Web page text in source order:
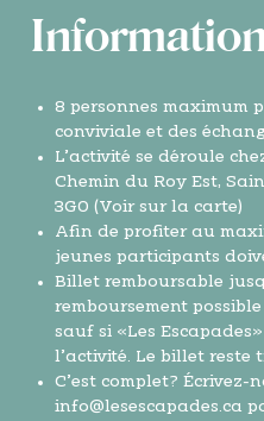
8 personnes maximum
conviviale et des
L’activité se déroule
Chemin du Roy Est,
3G0 (Voir sur la carte)
Afin de profiter au
jeunes participants
Billet remboursable
remboursement
sauf si «Les
l’activité. Le billet reste
C’est complet? Écrivez-
info@lesescapades.ca